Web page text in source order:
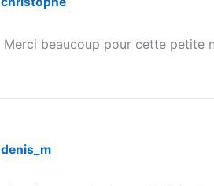
Merci beaucoup pour cette petite
denis_m